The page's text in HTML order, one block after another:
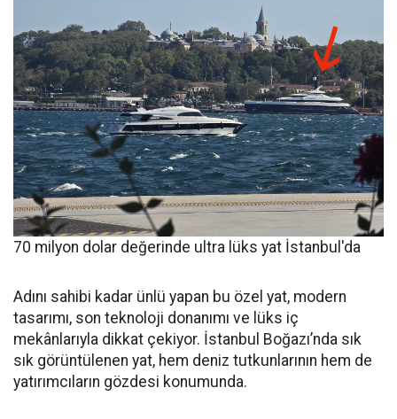
70 milyon dolar değerinde ultra lüks yat İstanbul'da
Adını sahibi kadar ünlü yapan bu özel yat, modern
tasarımı, son teknoloji donanımı ve lüks iç
mekânlarıyla dikkat çekiyor. İstanbul Boğazı’nda sık
sık görüntülenen yat, hem deniz tutkunlarının hem de
yatırımcıların gözdesi konumunda.